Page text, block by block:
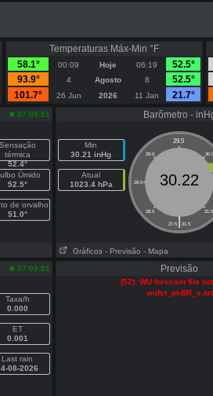
Temperaturas Máx-Min °F
58.1°
00:09 Hoje 06:19
52.5°
93.9°
4 Agosto 8
52.5°
101.7°
26 Jun 2026 11 Jan 21.7°
07:09:51
Sensação
térmica
52.4°
Úmido
52.5°
de orvalho
51.0°
Barômetro -
Min
30.21 inHg
Atual
1023.4 hPa
29.5
29.0 30.0
28.5
28.0 31.0
|
27.5 31.5
30.22
Gráficos - Previsão - Mapa
07:09:51
Taxa/h
0.000
ET
0.001
Last rain
08-2026
Previsão
(52): WU forecast file
wufct_pt-BR_e.txt